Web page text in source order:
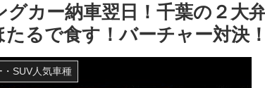
グカー納車翌日！千葉の２大
るで食す！バーチャー対決！
SUV人気車種